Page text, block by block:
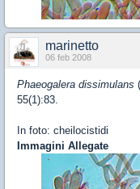
marinetto
06 feb 2008
Phaeogalera dissimulans
55(1):83.
In foto: cheilocistidi
Immagini Allegate